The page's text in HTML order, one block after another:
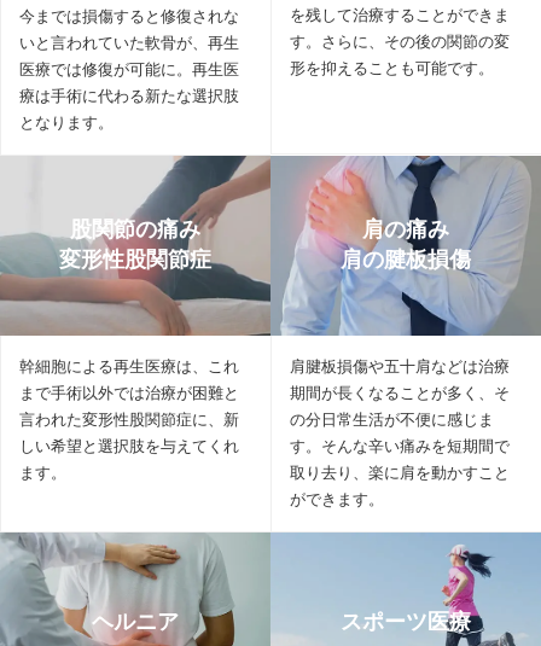
今までは損傷すると修復されな
いと言われていた軟骨が、再生
医療では修復が可能に。再生医
療は手術に代わる新たな選択肢
となります。
を残して治療することができま
す。さらに、その後の関節の変
形を抑えることも可能です。
股関節の痛み
変形性股関節症
幹細胞による再生医療は、これ
まで手術以外では治療が困難と
言われた変形性股関節症に、新
しい希望と選択肢を与えてくれ
ます。
肩の痛み
肩の腱板損傷
肩腱板損傷や五十肩などは治療
期間が長くなることが多く、そ
の分日常生活が不便に感じま
す。そんな辛い痛みを短期間で
取り去り、楽に肩を動かすこと
ができます。
ヘルニア スポーツ医療